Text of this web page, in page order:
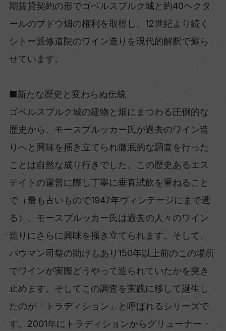
期賃貸契約の形でゴベルスブルク城と約40ヘクタ
ールのブドウ畑の権利を取得し、12世紀より続く
シトー派修道院のワイン造りを現代的解釈で蘇ら
せています。
■新たな歴史と変わらぬ伝統
ゴベルスブルク城の建物と畑にまつわる圧倒的な
歴史から、モースブルッカー氏が過去のワイン造
りへと興味を掻き立てられ徹底的な調査を行った
ことは自然な成り行きでした。この歴史あるエス
テイトの運営に際し丁寧に垂直試飲を重ねること
で（最も古いもので1947年ヴィンテージにまで遡
る）、モースブルッカー氏は過去の人々のワイン
造りにさらに興味を掻き立てられます。そして、
バウマン司祭の助けもあり150年以上前のこの場所
でワインが実際どうやって造られていたかを突き
止めます。そしてこの調査を実践に移して誕生し
たのが「トラディション」と呼ばれるシリーズで
す。2001年にトラディションからグリューナー・